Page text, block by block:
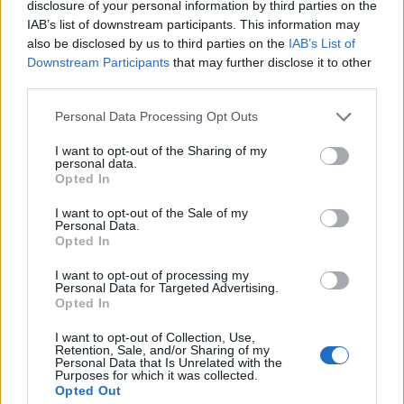
disclosure of your personal information by third parties on the
IAB’s list of downstream participants. This information may
also be disclosed by us to third parties on the IAB’s List of
Downstream Participants that may further disclose it to other
Personal Data Processing Opt Outs
I want to opt-out of the Sharing of my
personal data.
Opted In
I want to opt-out of the Sale of my
Personal Data.
Opted In
I want to opt-out of processing my
Personal Data for Targeted Advertising.
Opted In
I want to opt-out of Collection, Use,
Retention, Sale, and/or Sharing of my
Personal Data that Is Unrelated with the
Purposes for which it was collected.
Opted Out
liderado pelo russo Andrey Rublev, primeiro cabeça de
série, pelo italiano Luciano Darderi, pelo chileno
Alejandro Tabilo e pelo belga Alexander Blockx.
Um dos momentos mais aguardados da semana foi
também o regresso do suíço Stan Wawrinka ao Estoril,
integrado na digressão de despedida do antigo vencedor
A edição de 2026 ficou igualmente marcada pela maior
realizado em território nacional. Nuno Borges, Jaime
Faria, Henrique Rocha, Frederico Ferreira Silva, Tiago
beneficiando, de igual modo, da reorganização dos wild
cards após as entradas diretas de alguns jogadores.
Entre os portugueses, Tiago Torres e Jaime Faria
protagonizaram as melhores campanhas da edição,
ambos alcançando os quartos de final. Torres assinou
económico e cultural” do município
português
Publicado 1 dia atrás on 07/08/2026
A cidade de Castelo Branco, na região Centro de
Portugal, acolhe, nos dias 4 e 5 de setembro, no Centro
de Cultura Contemporânea de Castelo Branco (CCCCB),
a primeira edição da “Bienal Internacional de Artes e
Ofícios”, iniciativa organizada pela Câmara Municipal de
Castelo Branco, através da Divisão de Museus e Cultura,
e integrada na programação do “Festival Sabores de
Perdição”, que decorrerá entre 3 e 6 de setembro.
A Bienal nasce na sequência da inclusão de Castelo
Branco na “Rede de Cidades Criativas da UNESCO”,